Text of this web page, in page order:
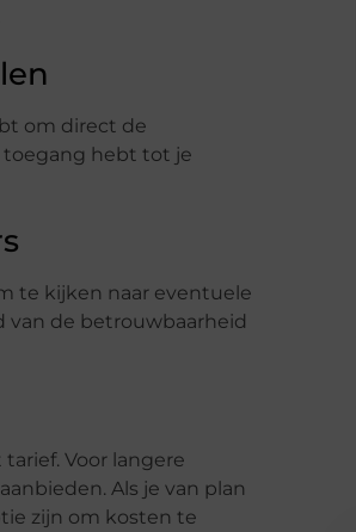
om direct de
hebt tot je
te kijken naar eventuele
van de betrouwbaarheid
Voor langere
Als je van plan
zijn om kosten te